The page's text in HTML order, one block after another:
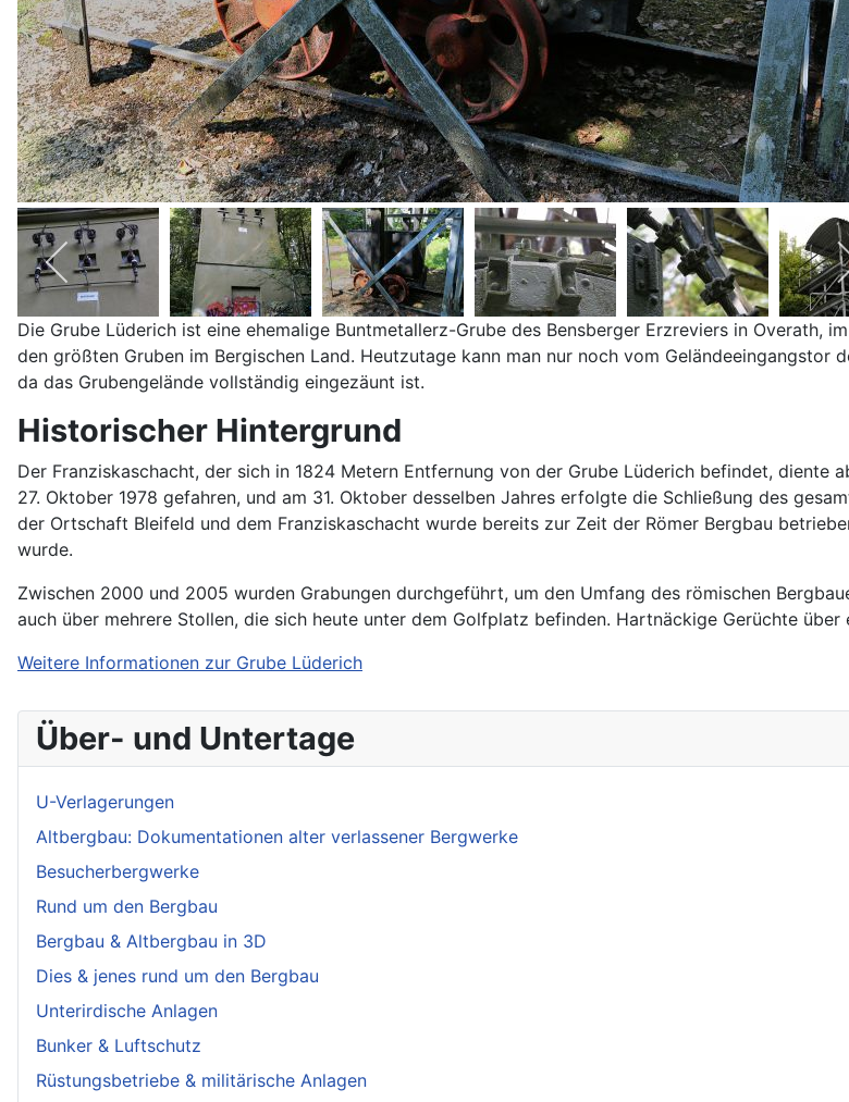
Die Grube Lüderich ist eine ehemalige Buntmetallerz-Grube des Bensberger Erzreviers in Overath,
den größten Gruben im Bergischen Land. Heutzutage kann man nur noch vom Geländeeingangstor
da das Grubengelände vollständig eingezäunt ist.
Historischer Hintergrund
Der Franziskaschacht, der sich in 1824 Metern Entfernung von der Grube Lüderich befindet,
27. Oktober 1978 gefahren, und am 31. Oktober desselben Jahres erfolgte die Schließung des
der Ortschaft Bleifeld und dem Franziskaschacht wurde bereits zur Zeit der Römer Bergbau
wurde.
Zwischen 2000 und 2005 wurden Grabungen durchgeführt, um den Umfang des römischen
auch über mehrere Stollen, die sich heute unter dem Golfplatz befinden. Hartnäckige Gerüchte
Weitere Informationen zur Grube Lüderich
Über- und Untertage
U-Verlagerungen
Altbergbau: Dokumentationen alter verlassener Bergwerke
Besucherbergwerke
Rund um den Bergbau
Bergbau & Altbergbau in 3D
Dies & jenes rund um den Bergbau
Unterirdische Anlagen
Bunker & Luftschutz
Rüstungsbetriebe & militärische Anlagen